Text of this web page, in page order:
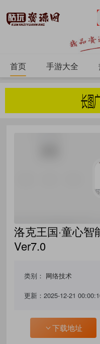
首页 手游大全
洛克王国·童心
Ver7.0
类别： 网络技术
更新：2025-12-21
下载地址